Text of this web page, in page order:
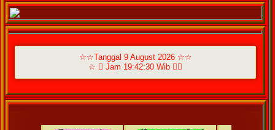
☆☆Tanggal 9 August 2026 ☆☆
☆  Jam 19:42:30 Wib ☆